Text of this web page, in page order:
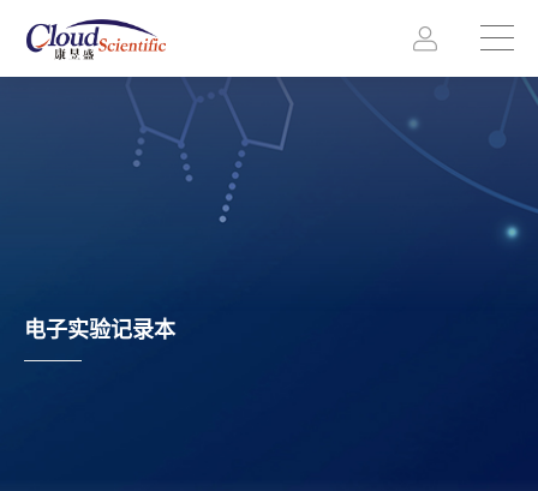
电子实验记录本